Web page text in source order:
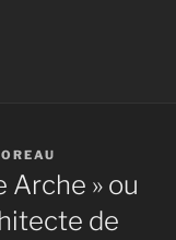
Arche » ou
de